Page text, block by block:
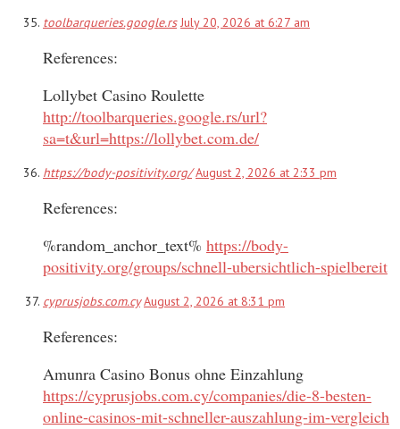
toolbarqueries.google.rs July 20, 2026 at 6:27 am
References:
Lollybet Casino Roulette
http://toolbarqueries.google.rs/url?
sa=t&url=https://lollybet.com.de/
https://body-positivity.org/ August 2, 2026 at 2:33 pm
References:
%random_anchor_text% https://body-
positivity.org/groups/schnell-ubersichtlich-spielbereit
cyprusjobs.com.cy August 2, 2026 at 8:31 pm
References:
Amunra Casino Bonus ohne Einzahlung
https://cyprusjobs.com.cy/companies/die-8-besten-
online-casinos-mit-schneller-auszahlung-im-vergleich